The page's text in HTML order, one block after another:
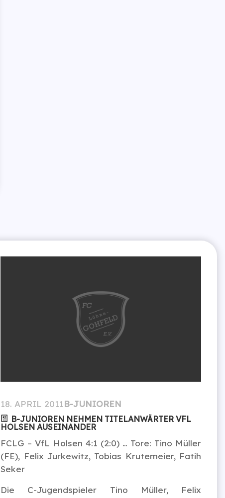
18. APRIL 2011B-JUNIOREN
B-JUNIOREN NEHMEN TITELANWÄRTER VFL
HOLSEN AUSEINANDER
FCLG – VfL Holsen 4:1 (2:0) … Tore: Tino Müller
(FE), Felix Jurkewitz, Tobias Krutemeier, Fatih
Seker
Die C-Jugendspieler Tino Müller, Felix